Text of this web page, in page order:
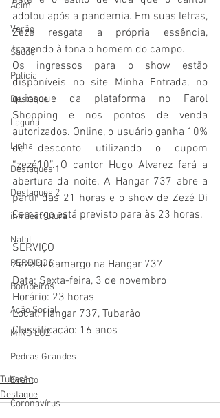
Acim
Verão
Saúde
Polícia
Destaque
Laguna
Linha
Destaques 1
Destaques 2
infraestrutura
Natal
PERDIDOS
Bombeiros
Ação Social
MIRO LUZ
Pedras Grandes
Evento
Coronavírus
adotou após a pandemia. Em suas letras,
Zezé resgata a própria essência,
trazendo à tona o homem do campo.
Os ingressos para o show estão
disponíveis no site Minha Entrada, no
quiosque da plataforma no Farol
Shopping e nos pontos de venda
autorizados. Online, o usuário ganha 10%
de desconto utilizando o cupom
“zezé10”. O cantor Hugo Alvarez fará a
abertura da noite. A Hangar 737 abre a
partir das 21 horas e o show de Zezé Di
Camargo está previsto para às 23 horas.
SERVIÇO
Zezé di Camargo na Hangar 737
Data: Sexta-feira, 3 de novembro
Horário: 23 horas
Local: Hangar 737, Tubarão
Classificação: 16 anos
Tubarão
Destaque